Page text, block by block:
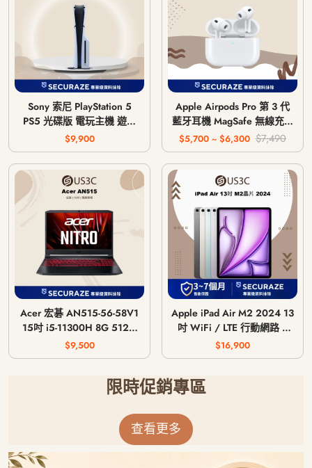
Sony 索尼 PlayStation 5
PS5 光碟版 電玩主機 遊戲
主機 CFI-1018A / CFI-
1118A / CFI-1218A
$9,900
Apple Airpods Pro 第 3 代
藍牙耳機 MagSafe 無線充電
版 USB-C
$5,700 ~ $6,300 $7,490
Acer 宏碁 AN515-56-58V1
15吋 i5-11300H 8G 512G
GTX 1650 4G
$9,500
Apple iPad Air M2 2024 13
吋 WiFi / LTE 行動網路 /
128G 256G 512G 1T
$16,900
限時促銷專區
查看更多